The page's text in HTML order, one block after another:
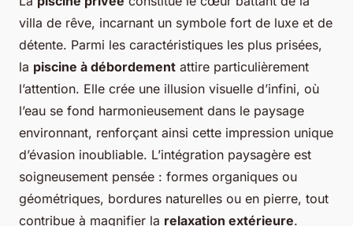
villa de rêve, incarnant un symbole fort de luxe et de
détente. Parmi les caractéristiques les plus prisées,
la piscine à débordement attire particulièrement
l’attention. Elle crée une illusion visuelle d’infini, où
l’eau se fond harmonieusement dans le paysage
environnant, renforçant ainsi cette impression unique
d’évasion inoubliable. L’intégration paysagère est
soigneusement pensée : formes organiques ou
géométriques, bordures naturelles ou en pierre, tout
contribue à magnifier la relaxation extérieure.